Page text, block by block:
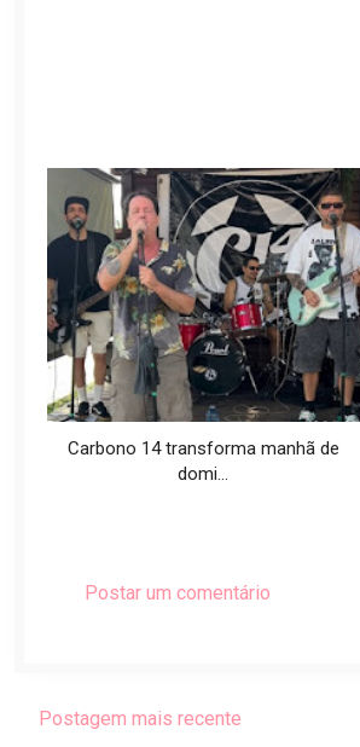
Carbono 14 transforma manhã de
domi...
Postar um comentário
Postagem mais recente